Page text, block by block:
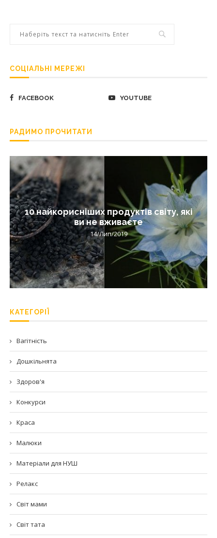
СОЦІАЛЬНІ МЕРЕЖІ
FACEBOOK YOUTUBE
РАДИМО ПРОЧИТАТИ
10 найкорисніших продуктів світу, які
ви не вживаєте
14/Лип/2019
КАТЕГОРІЇ
Вагітність
Дошкільнята
Здоров'я
Конкурси
Краса
Малюки
Матеріали для НУШ
Релакс
Світ мами
Світ тата